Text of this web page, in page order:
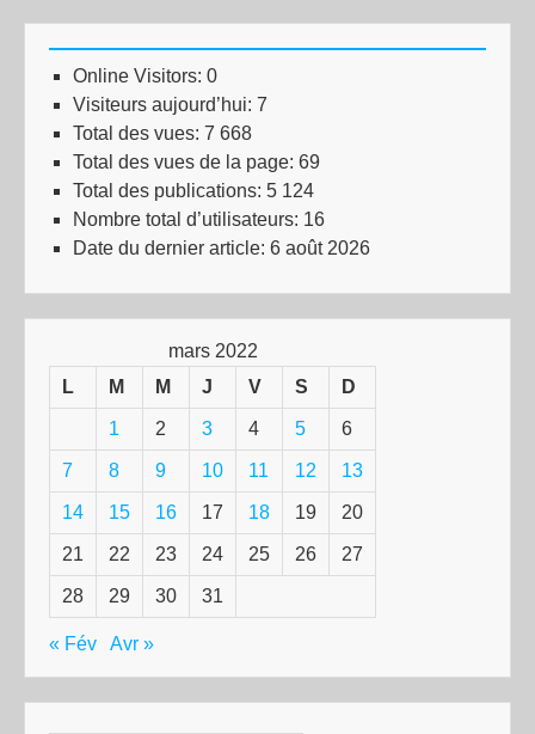
Online Visitors: 0
Visiteurs aujourd’hui: 7
Total des vues: 7 668
Total des vues de la page: 69
Total des publications: 5 124
Nombre total d’utilisateurs: 16
Date du dernier article: 6 août 2026
mars 2022
L
M M J V S D
1 2 3 4 5 6
7 8 9 10 11 12 13
14 15 16 17 18 19 20
21 22 23 24 25 26 27
28 29 30 31
« Fév Avr »